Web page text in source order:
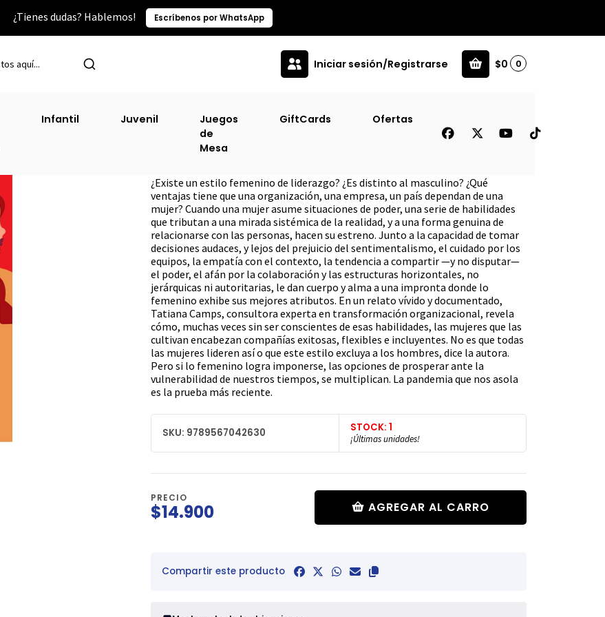
¿Tienes dudas? Hablemos! Escríbenos por WhatsApp
Iniciar sesión/Registrarse $0 0
Infantil Juvenil
Juegos
de
Mesa
GiftCards Ofertas
Liderar Desde Lo Femenino
¿Existe un estilo femenino de liderazgo? ¿Es distinto al masculi­no? ¿Qué
ventajas tiene que una organización, una empresa, un país dependan de una
mujer? Cuando una mujer asume situaciones de poder, una serie de ha­bilidades
que tributan a una mirada sistémica de la realidad, y a una forma genuina de
relacionarse con las personas, hacen su estreno. Junto a la capacidad de tomar
decisiones audaces, y lejos del pre­juicio del sentimentalismo, el cuidado por los
equipos, la empa­tía con el contexto, la tendencia a compartir —y no disputar—
el poder, el afán por la colaboración y las estructuras horizontales, no
jerárquicas ni autoritarias, le dan cuerpo y alma a una im­pronta donde lo
femenino exhibe sus mejores atributos. En un relato vívido y documentado,
Tatiana Camps, consultora experta en transformación organizacional, revela
cómo, muchas veces sin ser conscientes de esas habilidades, las mujeres que las
cultivan encabezan compañías exitosas, flexibles e incluyentes. No es que todas
las mujeres lideren así o que este estilo excluya a los hombres, dice la autora.
Pero si lo femenino logra imponer­se, las opciones de prosperar ante la
vulnerabilidad de nuestros tiempos, se multiplican. La pandemia que nos asola
es la prueba más reciente.
SKU: 9789567042630 STOCK: 1
¡Últimas unidades!
PRECIO
$14.900 AGREGAR AL CARRO
Compartir este producto